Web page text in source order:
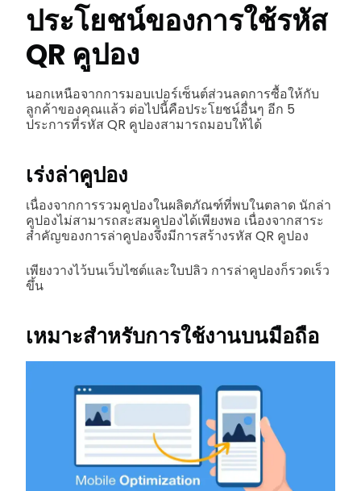
ประโยชน์ของการใช้รหัส
QR คูปอง
นอกเหนือจากการมอบเปอร์เซ็นต์ส่วนลดการซื้อให้กับ
ลูกค้าของคุณแล้ว ต่อไปนี้คือประโยชน์อื่นๆ อีก 5
ประการที่รหัส QR คูปองสามารถมอบให้ได้
เร่งล่าคูปอง
เนื่องจากการรวมคูปองในผลิตภัณฑ์ที่พบในตลาด นักล่า
คูปองไม่สามารถสะสมคูปองได้เพียงพอ เนื่องจากสาระ
สำคัญของการล่าคูปองจึงมีการสร้างรหัส QR คูปอง
เพียงวางไว้บนเว็บไซต์และใบปลิว การล่าคูปองก็รวดเร็ว
ขึ้น
เหมาะสำหรับการใช้งานบนมือถือ